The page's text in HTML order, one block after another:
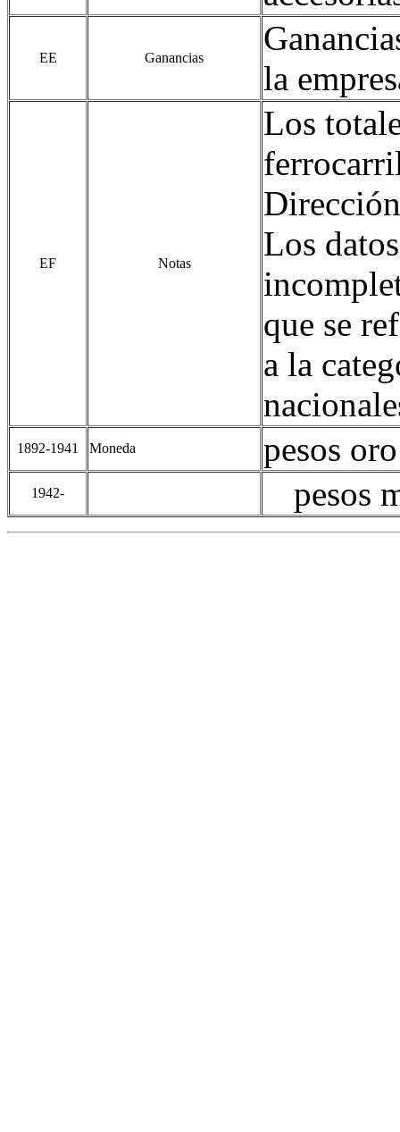
EE Ganancias
la
EF Notas
Los
Los
que se
a la
1892-1941 Moneda pesos
1942- pesos